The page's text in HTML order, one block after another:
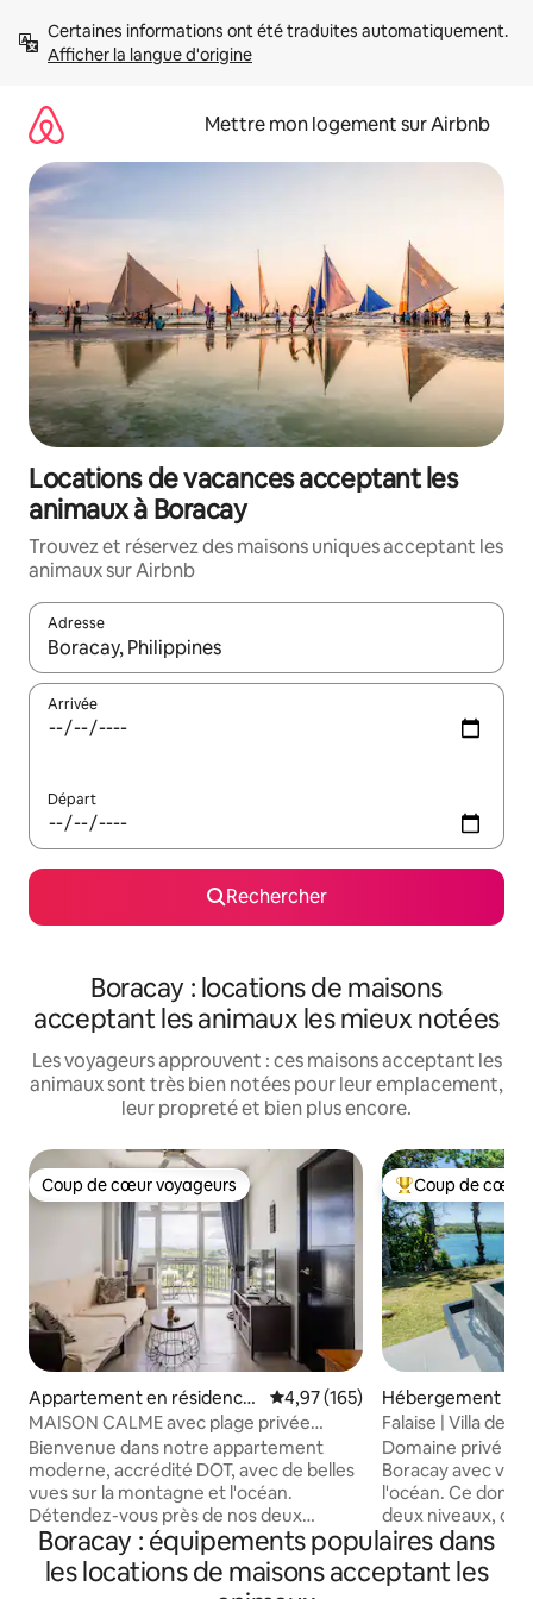
directement
Afficher la langue d'origine
Mettre mon logement sur Airbnb
Locations de vacances acceptant les
animaux à Boracay
Trouvez et réservez des maisons uniques acceptant les
animaux sur Airbnb
Adresse
Lorsque les résultats s'affichent, utilisez les flèches vers le
Arrivée
Départ
Rechercher
Boracay : locations de maisons
acceptant les animaux les mieux notées
Les voyageurs approuvent : ces maisons acceptant les
animaux sont très bien notées pour leur emplacement,
leur propreté et bien plus encore.
Coup de cœur voyageurs
Coup de cœur voyageurs
Appartement en résidence
⋅ Malay
Évaluation moyenne sur la
4,97 (165)
MAISON CALME avec plage privée
(ACCRÉDITÉE DOT)
Bienvenue dans notre appartement
moderne, accrédité DOT, avec de belles
vues sur la montagne et l'océan.
Détendez-vous près de nos deux
piscines et de notre plage privée. Nous
fournissons des produits de base
comme des serviettes, du shampoing,
Coups de cœur
Coup de cœur
Hébergement ⋅
Falaise | Villa de
Piscine – Salle de
Domaine privé à
Boracay avec
l'océan. Ce domaine propose 2 villas sur
deux niveaux,
propre chambre,
de sa propre
propre espace extérieur.
Boracay : équipements populaires dans
les locations de maisons acceptant les